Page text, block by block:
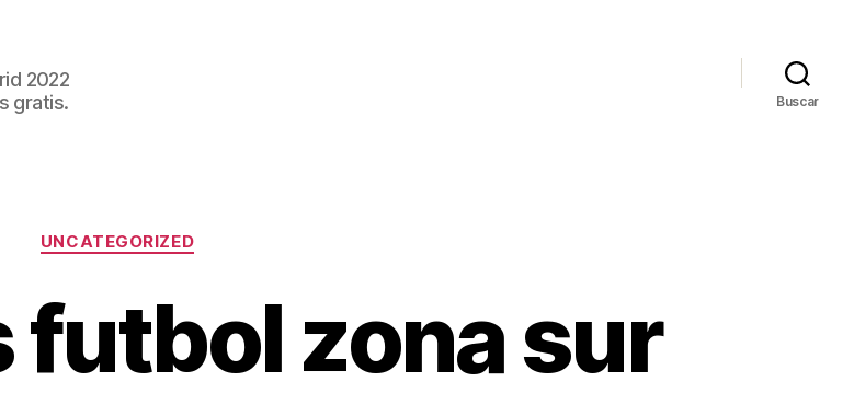
2022
gratis.
Buscar
Categorías
UNCATEGORIZED
futbol zona sur